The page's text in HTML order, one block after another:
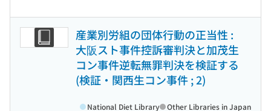
産業別労組の団体行動の正当性 :
大阪スト事件控訴審判決と加茂生
コン事件逆転無罪判決を検証する
(検証・関西生コン事件 ; 2)
National Diet Library Other Libraries in Japan